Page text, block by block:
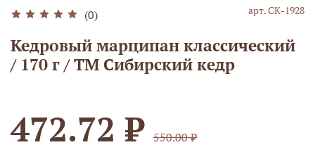
(0) арт.СК-1928
Кедровый марципан классический
/ 170 г / ТМ Сибирский кедр
472.72 ₽ 550.00 ₽